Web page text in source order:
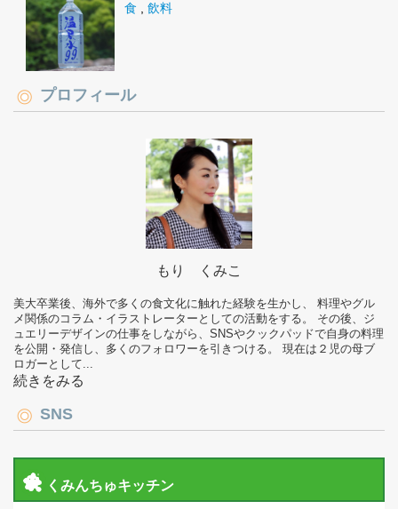
食
飲料
プロフィール
もり くみこ
美大卒業後、海外で多くの食文化に触れた経験を生かし、 料理やグル
メ関係のコラム・イラストレーターとしての活動をする。 その後、ジ
ュエリーデザインの仕事をしながら、SNSやクックパッドで自身の料理
を公開・発信し、多くのフォロワーを引きつける。 現在は２児の母ブ
ロガーとして...
続きをみる
SNS
くみんちゅキッチン